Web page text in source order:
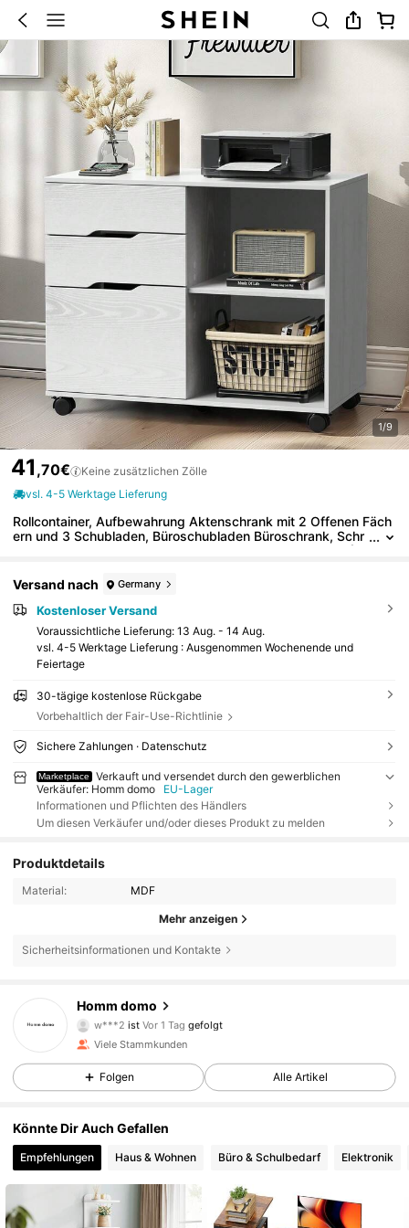
1/9
41 ,70€
Keine zusätzlichen Zölle
vsl. 4-5 Werktage Lieferung
Rollcontainer, Aufbewahrung Aktenschrank mit 2 Offenen Fäch
ern und 3 Schubladen, Büroschubladen Büroschrank, Schr
eibtisch Unterschrank, Geeignet für Schlafzimmer, Büro (W
Versand nach
Germany
Kostenloser Versand
Voraussichtliche Lieferung: 13 Aug. - 14 Aug.
vsl. 4-5 Werktage Lieferung : Ausgenommen Wochenende und
Feiertage
30-tägige kostenlose Rückgabe
Vorbehaltlich der Fair-Use-Richtlinie
Sichere Zahlungen · Datenschutz
Marketplace
Verkauft und versendet durch den gewerblichen
Verkäufer: Homm domo
EU-Lager
Informationen und Pflichten des Händlers
Um diesen Verkäufer und/oder dieses Produkt zu melden
Produktdetails
Material: MDF
Mehr anzeigen
Sicherheitsinformationen und Kontakte
Homm domo
ist Vor 1 Tag
4,68
8 Follower
4,68 8 Follower
4,68 8 Follower
4,68
4,68
Viele Stammkunden
Folgen Alle Artikel
Könnte Dir Auch Gefallen
Empfehlungen Haus & Wohnen Büro & Schulbedarf Elektronik